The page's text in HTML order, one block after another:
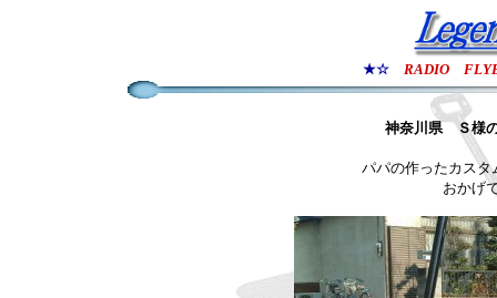
★☆ RADIO
神奈川県Ｓ様の
パパの作ったカスタ
おかげ